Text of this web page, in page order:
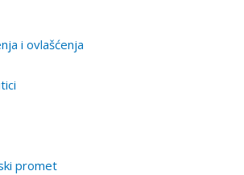
i ovlašćenja
promet